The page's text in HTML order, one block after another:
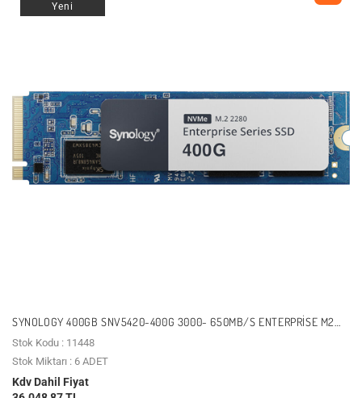
Yeni
SYNOLOGY 400GB SNV5420-400G 3000- 650MB/S ENTERPRISE M2
NVME GEN3 NAS DISK
Stok Kodu : 11448
Stok Miktarı : 6 ADET
Kdv Dahil Fiyat